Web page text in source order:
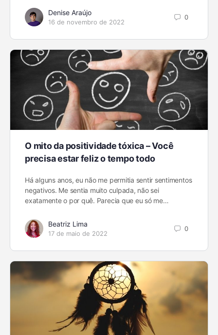
Denise Araújo
16 de novembro de 2022
0
O mito da positividade tóxica – Você
precisa estar feliz o tempo todo
Há alguns anos, eu não me permitia sentir sentimentos
negativos. Me sentia muito culpada, não sei
exatamente o por quê. Parecia que eu só me…
Beatriz Lima
17 de maio de 2022
0